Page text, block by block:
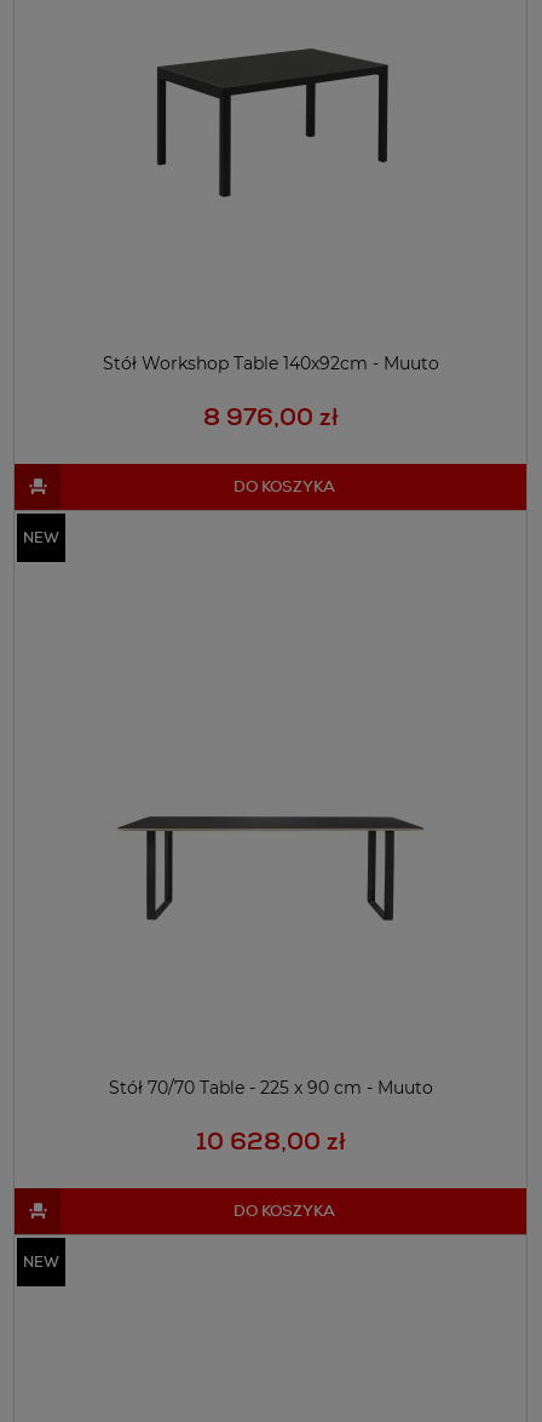
Stół Workshop Table 140x92cm - Muuto
8 976,00 zł
DO KOSZYKA
Stół 70/70 Table - 225 x 90 cm - Muuto
10 628,00 zł
DO KOSZYKA